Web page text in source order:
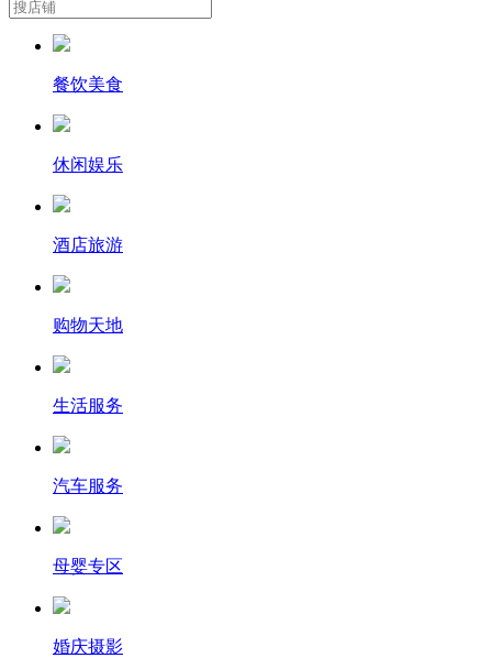
餐饮美食
休闲娱乐
酒店旅游
购物天地
生活服务
汽车服务
母婴专区
婚庆摄影